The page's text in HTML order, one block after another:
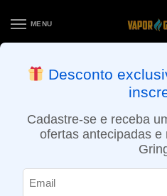
MENU
ENTREGA NO MESMO DIA EM
APROVADOS ATÉ
Desconto
Cadastre-se e receba
ofertas antecipadas e